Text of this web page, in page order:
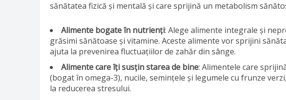
sănătatea fizică și mentală și care sprijină un metabolism
Alimente bogate în nutrienți: Alege alimente integrale și
grăsimi sănătoase și vitamine. Aceste alimente vor sprijini
ajuta la prevenirea fluctuațiilor de zahăr din sânge.
Alimente care îți susțin starea de bine: Alimentele care
(bogat în omega-3), nucile, semințele și legumele cu frunze
la reducerea stresului.